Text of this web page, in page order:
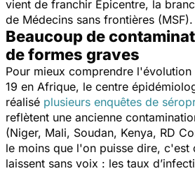
vient de franchir Epicentre, la
de Médecins sans frontières (MSF).
Beaucoup de
de formes graves
Pour mieux comprendre
19 en Afrique, le centre
réalisé plusieurs enquêtes de
reflètent une ancienne
(Niger, Mali, Soudan, Kenya, RD
le moins que l'on puisse dire, c'est
laissent sans voix : les taux